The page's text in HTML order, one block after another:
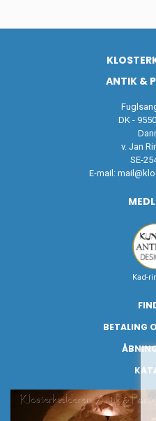
ANTIK &
DK -
v. Jan
SE-
E-mail:
Kad-
BETALING